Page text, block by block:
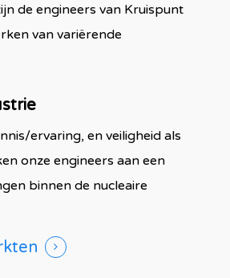
de engineers van Kruispunt
van variërende
ervaring, en veiligheid als
onze engineers aan een
binnen de nucleaire